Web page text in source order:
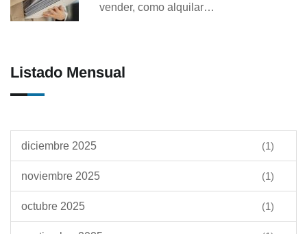
vender, como alquilar…
Listado Mensual
diciembre 2025 (1)
noviembre 2025 (1)
octubre 2025 (1)